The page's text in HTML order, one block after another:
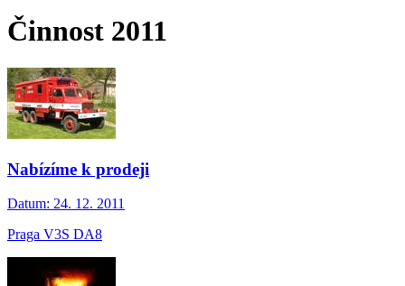
Činnost 2011
Nabízíme k prodeji
Datum: 24. 12. 2011
Praga V3S DA8